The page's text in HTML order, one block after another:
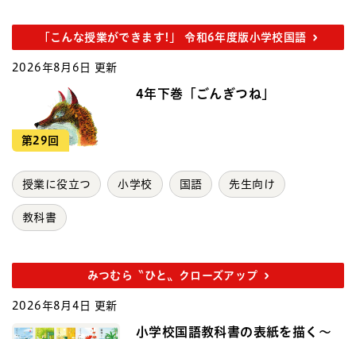
「こんな授業ができます!」 令和6年度版小学校国語
2026年8月6日 更新
第29回
4年下巻「ごんぎつね」
授業に役立つ 小学校 国語 先生向け
教科書
みつむら〝ひと〟クローズアップ
2026年8月4日 更新
小学校国語教科書の表紙を描く～